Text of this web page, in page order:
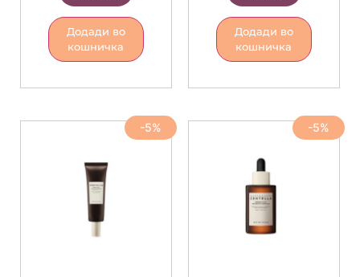
Додади во
кошничка
Додади во
кошничка
-5% -5%